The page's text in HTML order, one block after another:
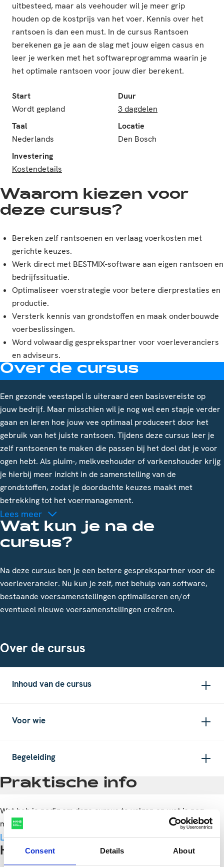
Consent Details About
uitbesteed, maar als veehouder wil je meer grip
houden op de kostprijs van het voer. Kennis over het
rantsoen is dan een must. In de cursus Rantsoen
berekenen ga je aan de slag met jouw eigen casus en
leer je werken met het softwareprogramma waarin je
het optimale rantsoen voor jouw dier berekent.
Start
Wordt gepland
Duur
3 dagdelen
Taal
Nederlands
Locatie
Den Bosch
Investering
Kostendetails
Waarom kiezen voor
deze cursus?
Bereken zelf rantsoenen en verlaag voer­kosten met
gerichte keuzes.
Werk direct met BESTMIX-software aan eigen rantsoen en
bedrijfssituatie.
Optimaliseer voerstrategie voor betere dierprestaties en
productie.
Versterk kennis van grondstoffen en maak onderbouwde
voerbeslissingen.
Word volwaardig gesprekspartner voor voerleveranciers
en adviseurs.
Over de cursus
Een gezonde veestapel is uiteraard een basisvereiste op
jouw bedrijf. Maar misschien wil je nog wel een stapje verder
gaan en leren hoe jouw vee optimaal produceert door het
gebruik van het juiste rantsoen. Tijdens deze cursus leer je
zelf rantsoenen te maken die passen bij het doel dat je voor
ogen hebt. Als pluim-, melkveehouder of varkenshouder krijg
je hierbij meer inzicht in de samenstelling van de
grondstoffen, zodat je doordachte keuzes maakt met
betrekking tot het voermanagement.
Lees meer
Wat kun je na de
cursus?
Na deze cursus ben je een betere gesprekspartner voor de
voerleverancier. Nu kun je zelf, met behulp van software,
bestaande voersamenstellingen optimaliseren en/of
eventueel nieuwe voersamenstellingen creëren.
Over de cursus
Inhoud van de cursus
Voor wie
Begeleiding
Praktische info
Wat heb je nodig om deze cursus te volgen en wat is nog
meer handig om te weten?
Lees meer
Handig om te weten